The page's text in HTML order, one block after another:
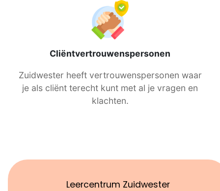
Cliëntvertrouwenspersonen
Zuidwester heeft vertrouwenspersonen waar
je als cliënt terecht kunt met al je vragen en
klachten.
Leercentrum Zuidwester